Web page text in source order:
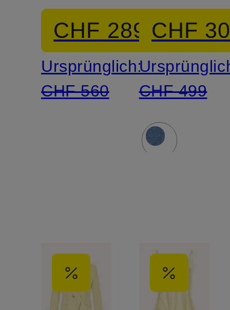
CHF 289
Ursprünglich:
CHF 560
aus
CHF
CHF 499